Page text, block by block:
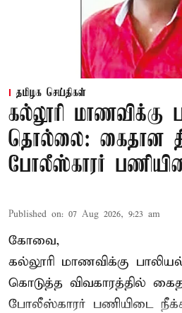
தமிழக செய்திகள்
கல்லூரி மாணவிக்கு
தொல்லை: கைதான
போலீஸ்காரர்
Published on: 07 Aug 2026, 9:23 am
கோவை,
கல்லூரி மாணவிக்கு
கொடுத்த விவகாரத்தில்
போலீஸ்காரர் பணியிடை